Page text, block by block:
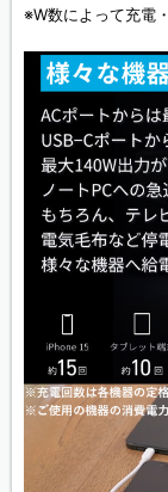
※W数によって充電